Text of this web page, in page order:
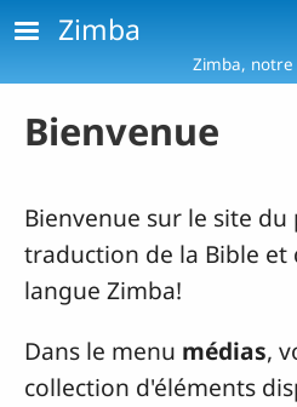
Aller au contenu principal
Zimba
Zimba, notre
Bienvenue
Bienvenue sur le site
traduction de la Bible
langue Zimba!
Dans le menu médias,
collection d'éléments